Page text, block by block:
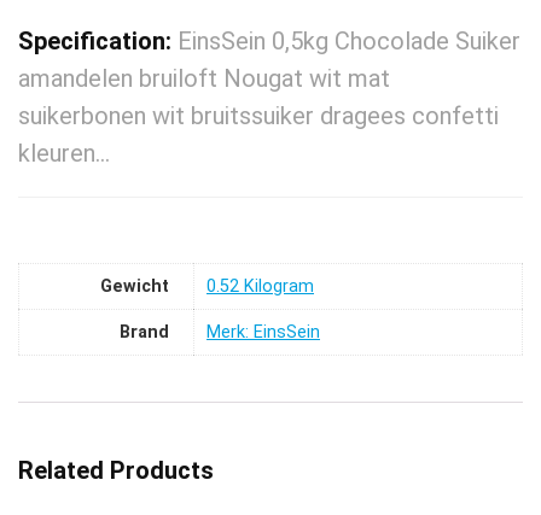
Specification: EinsSein 0,5kg Chocolade Suiker
amandelen bruiloft Nougat wit mat
suikerbonen wit bruitssuiker dragees confetti
kleuren…
Gewicht ‎0.52 Kilogram
Brand Merk: EinsSein
Related Products